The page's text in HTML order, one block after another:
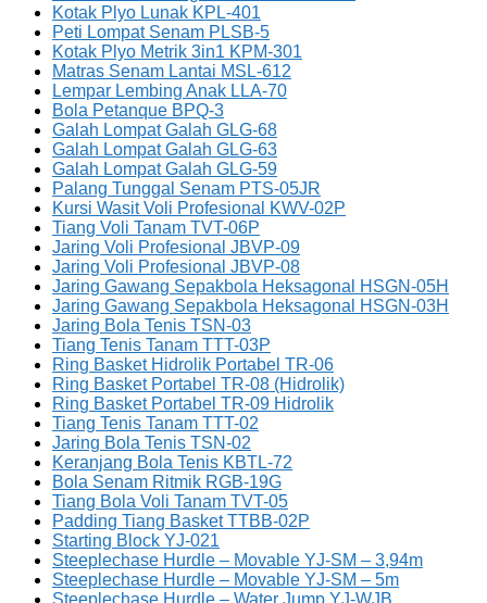
Kotak Plyo Lunak KPL-401
Peti Lompat Senam PLSB-5
Kotak Plyo Metrik 3in1 KPM-301
Matras Senam Lantai MSL-612
Lempar Lembing Anak LLA-70
Bola Petanque BPQ-3
Galah Lompat Galah GLG-68
Galah Lompat Galah GLG-63
Galah Lompat Galah GLG-59
Palang Tunggal Senam PTS-05JR
Kursi Wasit Voli Profesional KWV-02P
Tiang Voli Tanam TVT-06P
Jaring Voli Profesional JBVP-09
Jaring Voli Profesional JBVP-08
Jaring Gawang Sepakbola Heksagonal HSGN-05H
Jaring Gawang Sepakbola Heksagonal HSGN-03H
Jaring Bola Tenis TSN-03
Tiang Tenis Tanam TTT-03P
Ring Basket Hidrolik Portabel TR-06
Ring Basket Portabel TR-08 (Hidrolik)
Ring Basket Portabel TR-09 Hidrolik
Tiang Tenis Tanam TTT-02
Jaring Bola Tenis TSN-02
Keranjang Bola Tenis KBTL-72
Bola Senam Ritmik RGB-19G
Tiang Bola Voli Tanam TVT-05
Padding Tiang Basket TTBB-02P
Starting Block YJ-021
Steeplechase Hurdle – Movable YJ-SM – 3,94m
Steeplechase Hurdle – Movable YJ-SM – 5m